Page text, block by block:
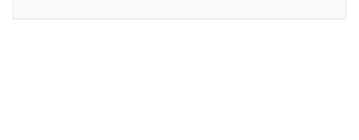
macht next125 authentisch.